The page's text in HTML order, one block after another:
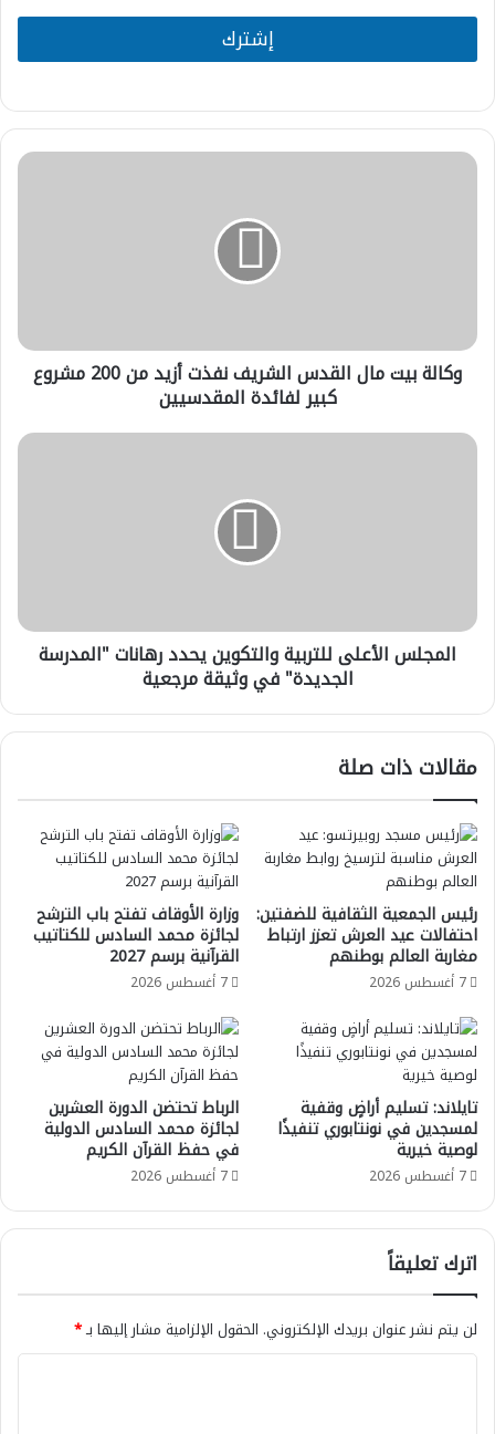
i
* إشترك
وكالة
200
مشروع
كبير
المقدسيين
وكالة بيت مال القدس الشريف نفذت أزيد من 200 مشروع
كبير لفائدة المقدسيين
المجلس
في
وثيقةالمجلس الأعلى للتربية والتكوين يحدد رهانات "المدرسة
الجديدة" في وثيقة مرجعية
مقالات ذات صلة
رئيس الجمعية الثقافية للضفتين:
احتفالات عيد العرش تعزز ارتباط
مغاربة العالم بوطنهم
7 أغسطس 2026
وزارة الأوقاف تفتح باب الترشح
لجائزة محمد السادس للكتاتيب
القرآنية برسم 2027
7 أغسطس 2026
تايلاند: تسليم أراضٍ وقفية
لمسجدين في نونتابوري تنفيذًا
لوصية خيرية
7 أغسطس 2026
الرباط تحتضن الدورة العشرين
لجائزة محمد السادس الدولية
في حفظ القرآن الكريم
7 أغسطس 2026
اترك تعليقاً
لن يتم نشر عنوان بريدك الإلكتروني. الحقول الإلزامية مشار إليها بـ*